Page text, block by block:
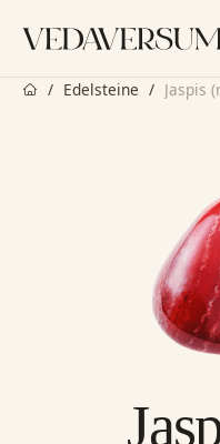
Inhalt
springen
StartseiteEdelsteine Jaspis